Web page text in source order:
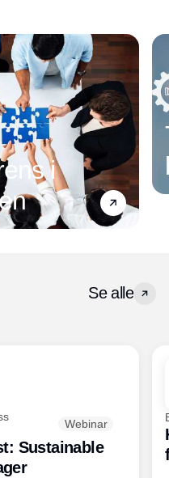
i
Se alle
Webinar
Sustainable